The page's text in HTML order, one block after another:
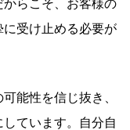
らこそ、お客様の
受け止める必要が
能性を信じ抜き、
ています。自分自